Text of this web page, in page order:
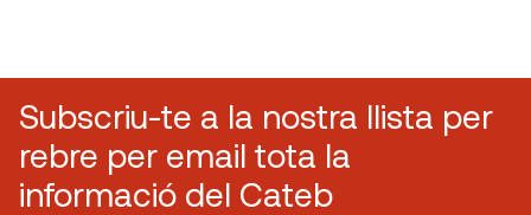
Subscriu-te a la nostra llista per
rebre per email tota la
informació del Cateb